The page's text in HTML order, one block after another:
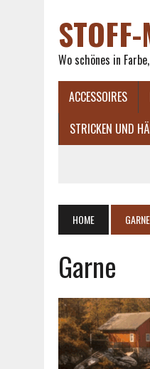
Wo schönes in
ACCESSOIRES
STRICKEN UND
HOME GARNE
Garne